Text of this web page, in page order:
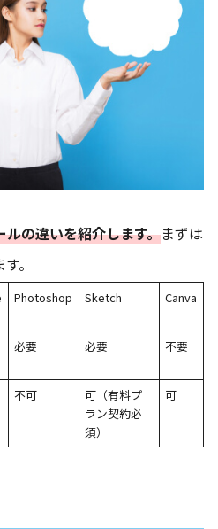
の違いを紹介します。まずは
。
Photoshop Sketch Canva
必要 必要 不要
不可
可（有料プ
ラン契約必
須）
可